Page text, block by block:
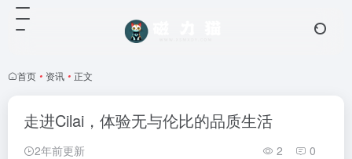
首页 • 资讯 • 正文
走进Cilai，体验无与伦比的品质生活
2年前更新 2 0